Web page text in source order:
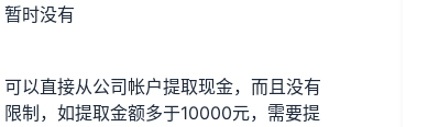
暂时没有
可以直接从公司帐户提取现金，而且没有
限制，如提取金额多于10000元，需要提